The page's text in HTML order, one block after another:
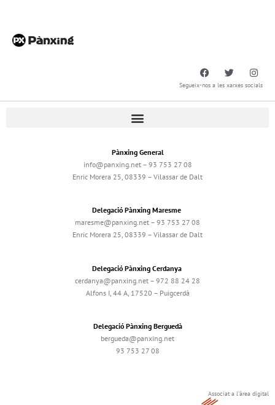
Segueix-nos a les xarxes socials
Pànxing General
info@panxing.net – 93 753 27 08
Enric Morera 25, 08339 – Vilassar de Dalt
Delegació Pànxing Maresme
maresme@panxing.net – 93 753 27 08
Enric Morera 25, 08339 – Vilassar de Dalt
Delegació Pànxing Cerdanya
cerdanya@panxing.net – 972 88 24 28
Alfons I, 44 A, 17520 – Puigcerdà
Delegació Pànxing Berguedà
bergueda@panxing.net
93 753 27 08
Associat a l'àrea digital